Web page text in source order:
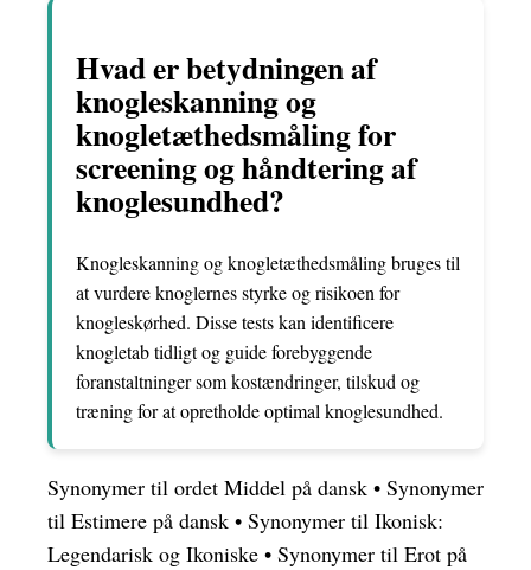
Hvad er betydningen af
knogleskanning og
knogletæthedsmåling for
screening og håndtering af
knoglesundhed?
Knogleskanning og knogletæthedsmåling bruges til
at vurdere knoglernes styrke og risikoen for
knogleskørhed. Disse tests kan identificere
knogletab tidligt og guide forebyggende
foranstaltninger som kostændringer, tilskud og
træning for at opretholde optimal knoglesundhed.
Synonymer til ordet Middel på dansk • Synonymer
til Estimere på dansk • Synonymer til Ikonisk:
Legendarisk og Ikoniske • Synonymer til Erot på